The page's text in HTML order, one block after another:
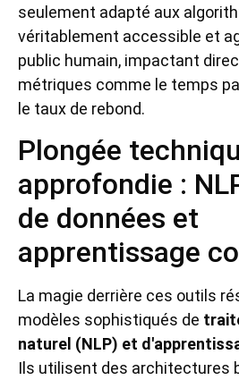
seulement adapté aux
véritablement accessible et
public humain, impactant
métriques comme le temps
le taux de rebond.
Plongée
approfondie :
de données et
apprentissage
La magie derrière ces outils
modèles sophistiqués de
naturel (NLP) et
Ils utilisent des architectures